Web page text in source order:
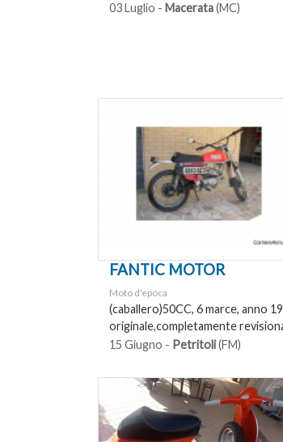
03 Luglio - Macerata(MC)
FANTIC MOTOR
Moto d'epoca
(caballero)50CC, 6 marce, anno
originale,completamente
15 Giugno - Petritoli(FM)